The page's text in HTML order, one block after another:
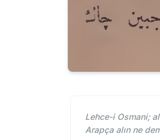
Lehce-i Osmani;
Arapça alın ne